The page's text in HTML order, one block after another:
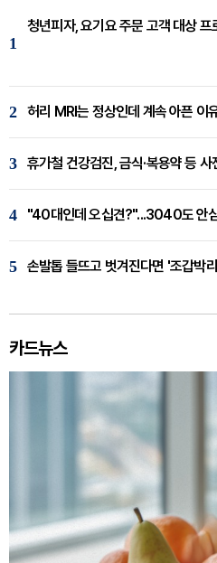
1
청년피자, 요기요 주문 고객 대상 프
2 허리 MRI는 정상인데 계속 아픈 이
3 휴가철 건강검진, 금식·복용약 등
4 "40대인데 오십견?"...3040도 안
5 손발톱 들뜨고 벗겨진다면 '조갑박
카드뉴스